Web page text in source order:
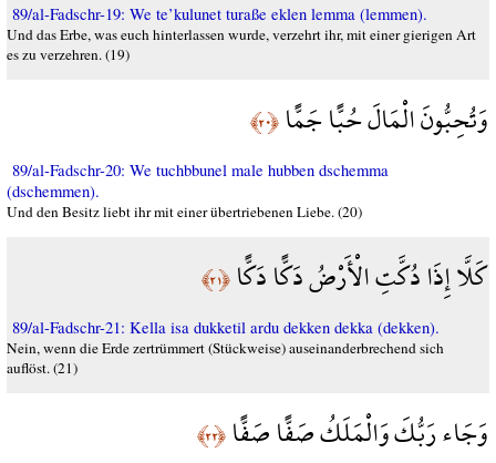
89/al-Fadschr-19: We te’kulunet turaße eklen lemma (lemmen).
Und das Erbe, was euch hinterlassen wurde, verzehrt ihr, mit einer gierigen Art
es zu verzehren. (19)
وَتُحِبُّونَ الْمَالَ حُبًّا جَمًّا﴿٢٠﴾
89/al-Fadschr-20: We tuchbbunel male hubben dschemma
(dschemmen).
Und den Besitz liebt ihr mit einer übertriebenen Liebe. (20)
كَلَّا إِذَا دُكَّتِ الْأَرْضُ دَكًّا دَكًّا﴿٢١﴾
89/al-Fadschr-21: Kella isa dukketil ardu dekken dekka (dekken).
Nein, wenn die Erde zertrümmert (Stückweise) auseinanderbrechend sich
auflöst. (21)
وَجَاء رَبُّكَ وَالْمَلَكُ صَفًّا صَفًّا﴿٢٢﴾